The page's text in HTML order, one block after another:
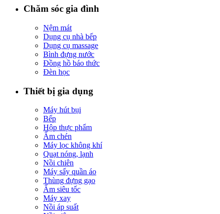
Chăm sóc gia đình
Nệm mát
Dụng cụ nhà bếp
Dụng cụ massage
Bình đựng nước
Đồng hồ báo thức
Đèn học
Thiết bị gia dụng
Máy hút bụi
Bếp
Hộp thực phẩm
Ấm chén
Máy lọc không khí
Quạt nóng, lạnh
Nồi chiên
Máy sấy quần áo
Thùng đựng gạo
Ấm siêu tốc
Máy xay
Nồi áp suất